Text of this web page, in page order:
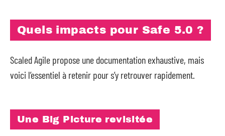
Quels impacts pour Safe 5.0 ?
Scaled Agile propose une documentation exhaustive, mais
voici l’essentiel à retenir pour s’y retrouver rapidement.
Une Big Picture revisitée